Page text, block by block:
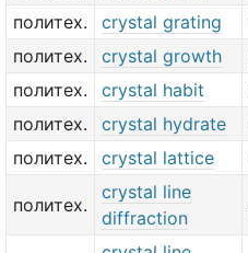
политех.
crystal grating
политех.
crystal growth
политех.
crystal habit
политех.
crystal hydrate
политех.
crystal lattice
политех.
crystal line
diffraction